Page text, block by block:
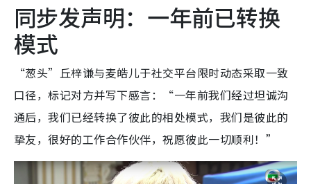
同步发声明：一年前已转换
模式
“葱头”丘梓谦与麦皓儿于社交平台限时动态采取一致
口径，标记对方并写下感言：“一年前我们经过坦诚沟
通后，我们已经转换了彼此的相处模式，我们是彼此的
挚友，很好的工作合作伙伴，祝愿彼此一切顺利！”